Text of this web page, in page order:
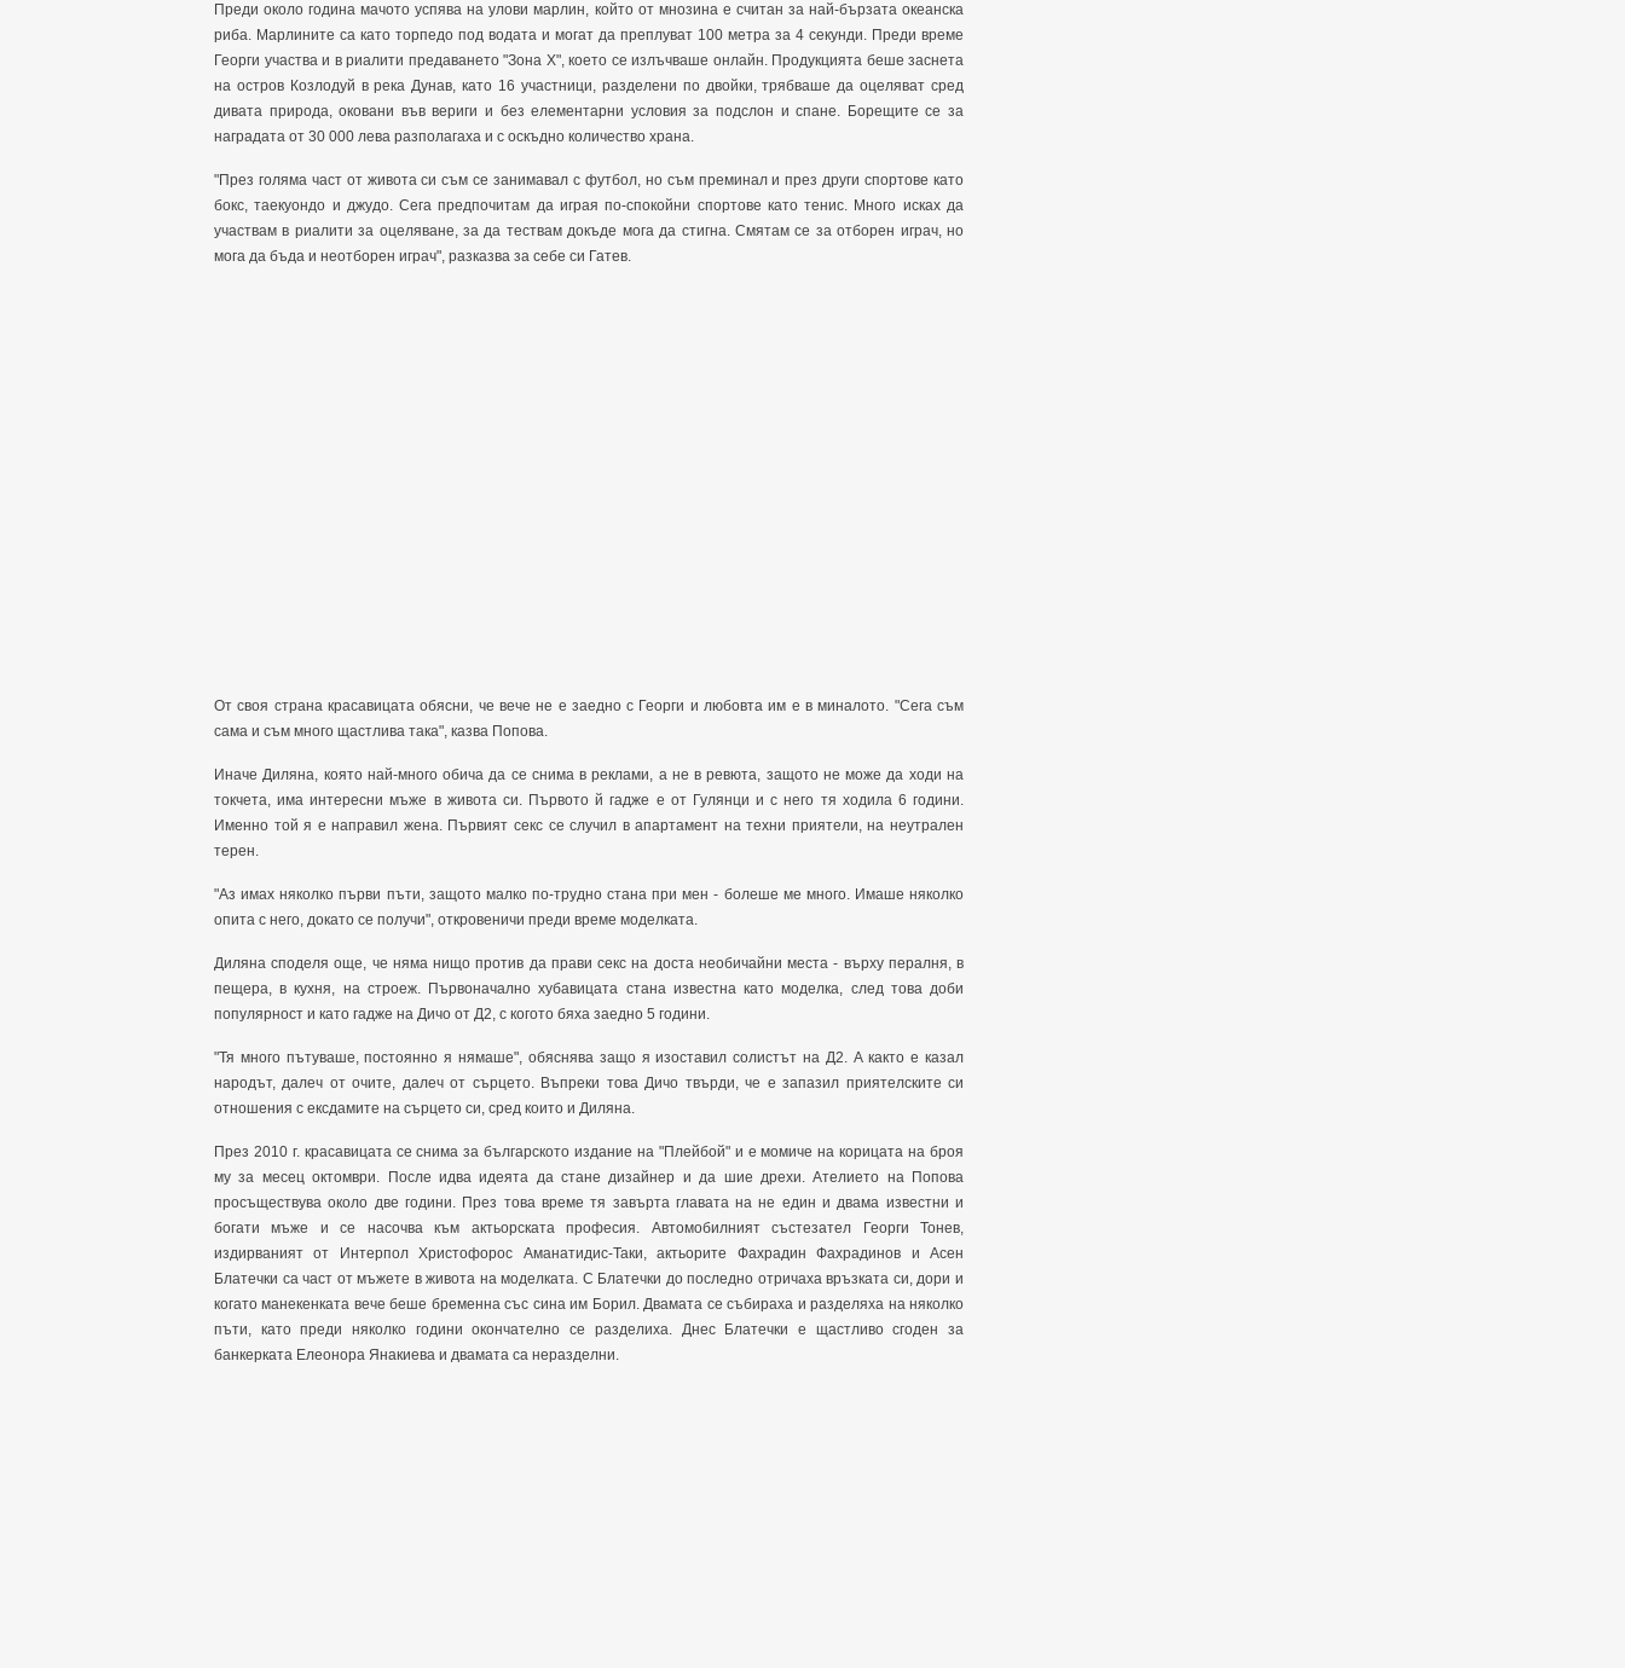
Преди около година мачото успява на улови марлин, който от мнозина е считан за най-бързата океанска
риба. Марлините са като торпедо под водата и могат да преплуват 100 метра за 4 секунди. Преди време
Георги участва и в риалити предаването "Зона Х", което се излъчваше онлайн. Продукцията беше заснета
на остров Козлодуй в река Дунав, като 16 участници, разделени по двойки, трябваше да оцеляват сред
дивата природа, оковани във вериги и без елементарни условия за подслон и спане. Борещите се за
наградата от 30 000 лева разполагаха и с оскъдно количество храна.
"През голяма част от живота си съм се занимавал с футбол, но съм преминал и през други спортове като
бокс, таекуондо и джудо. Сега предпочитам да играя по-спокойни спортове като тенис. Много исках да
участвам в риалити за оцеляване, за да тествам докъде мога да стигна. Смятам се за отборен играч, но
мога да бъда и неотборен играч", разказва за себе си Гатев.
От своя страна красавицата обясни, че вече не е заедно с Георги и любовта им е в миналото. "Сега съм
сама и съм много щастлива така", казва Попова.
Иначе Диляна, която най-много обича да се снима в реклами, а не в ревюта, защото не може да ходи на
токчета, има интересни мъже в живота си. Първото й гадже е от Гулянци и с него тя ходила 6 години.
Именно той я е направил жена. Първият секс се случил в апартамент на техни приятели, на неутрален
терен.
"Аз имах няколко първи пъти, защото малко по-трудно стана при мен - болеше ме много. Имаше няколко
опита с него, докато се получи", откровеничи преди време моделката.
Диляна споделя още, че няма нищо против да прави секс на доста необичайни места - върху пералня, в
пещера, в кухня, на строеж. Първоначално хубавицата стана известна като моделка, след това доби
популярност и като гадже на Дичо от Д2, с когото бяха заедно 5 години.
"Тя много пътуваше, постоянно я нямаше", обяснява защо я изоставил солистът на Д2. А както е казал
народът, далеч от очите, далеч от сърцето. Въпреки това Дичо твърди, че е запазил приятелските си
отношения с ексдамите на сърцето си, сред които и Диляна.
През 2010 г. красавицата се снима за българското издание на "Плейбой" и е момиче на корицата на броя
му за месец октомври. После идва идеята да стане дизайнер и да шие дрехи. Ателието на Попова
просъществува около две години. През това време тя завърта главата на не един и двама известни и
богати мъже и се насочва към актьорската професия. Автомобилният състезател Георги Тонев,
издирваният от Интерпол Христофорос Аманатидис-Таки, актьорите Фахрадин Фахрадинов и Асен
Блатечки са част от мъжете в живота на моделката. С Блатечки до последно отричаха връзката си, дори и
когато манекенката вече беше бременна със сина им Борил. Двамата се събираха и разделяха на няколко
пъти, като преди няколко години окончателно се разделиха. Днес Блатечки е щастливо сгоден за
банкерката Елеонора Янакиева и двамата са неразделни.